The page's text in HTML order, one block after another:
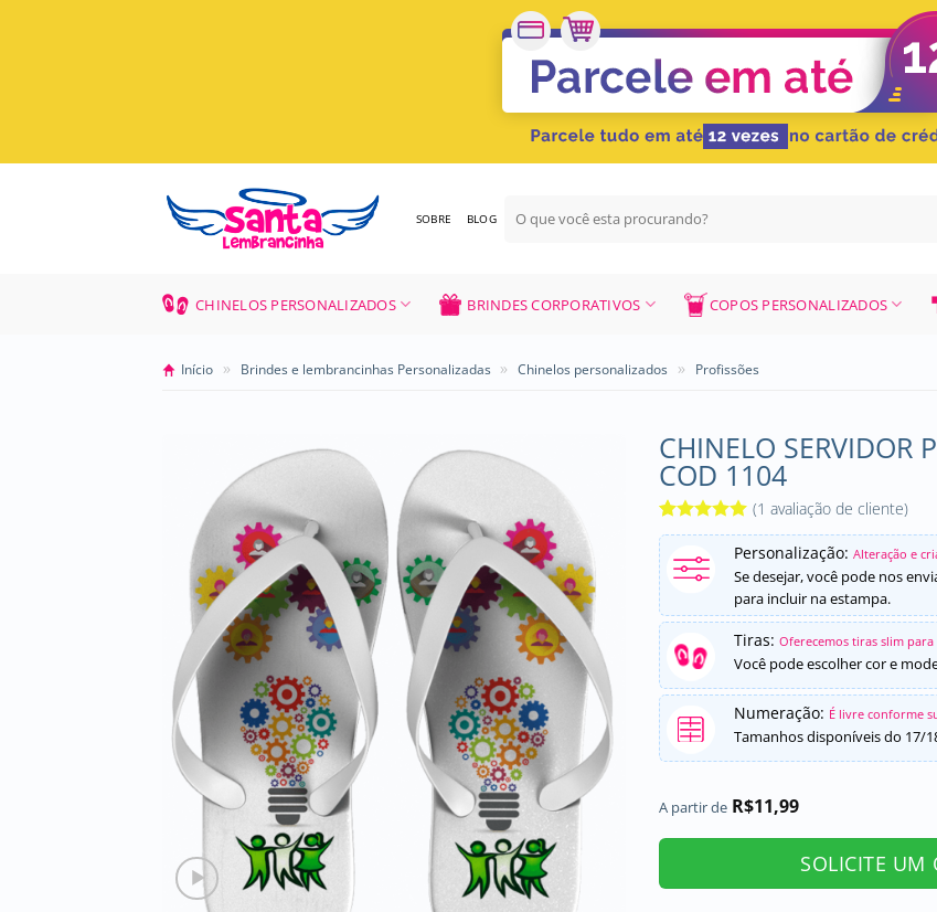
SOBRE BLOG
por:
CHINELOS PERSONALIZADOS BRINDES CORPORATIVOS COPOS PERSONALIZADOS
Início » Brindes e lembrancinhas Personalizadas » Chinelos personalizados » Profissões
CHINELO SERVIDOR
COD 1104
Avaliado
como
de
5, com
baseado em
1
avaliação
de cliente
(1 avaliação de cliente)
Personalização: Alteração e
Se desejar, você pode nos
para incluir na estampa.
Tiras: Oferecemos tiras slim
Você pode escolher cor e
Numeração: É livre conforme
Tamanhos disponíveis do 17/
A partir de R$11,99
SOLICITE UM